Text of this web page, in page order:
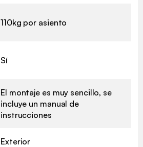
110kg por asiento
Sí
El montaje es muy sencillo, se
incluye un manual de
instrucciones
Exterior